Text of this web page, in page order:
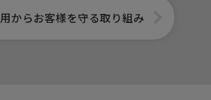
からお客様を守る取り組み